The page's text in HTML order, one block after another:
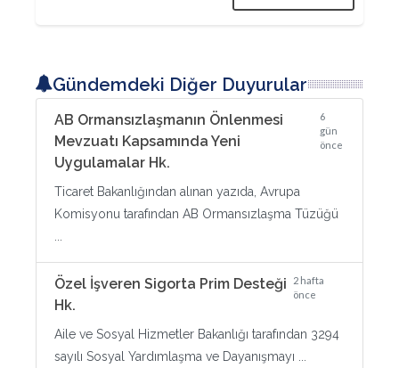
Gündemdeki Diğer Duyurular
AB Ormansızlaşmanın Önlenmesi
Mevzuatı Kapsamında Yeni
Uygulamalar Hk.
6
gün
önce
Ticaret Bakanlığından alınan yazıda, Avrupa
Komisyonu tarafından AB Ormansızlaşma Tüzüğü
Özel İşveren Sigorta Prim Desteği
Hk.
2 hafta
önce
Aile ve Sosyal Hizmetler Bakanlığı tarafından 3294
sayılı Sosyal Yardımlaşma ve Dayanışmayı ...